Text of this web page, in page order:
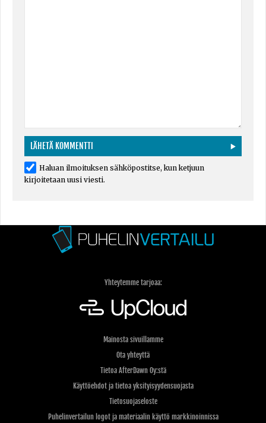
Haluan ilmoituksen sähköpostitse, kun ketjuun
kirjoitetaan uusi viesti.
Yhteytemme tarjoaa:
Mainosta sivuillamme
Ota yhteyttä
Tietoa AfterDawn Oy:stä
Käyttöehdot ja tietoa yksityisyydensuojasta
Tietosuojaseloste
Puhelinvertailun logot ja materiaalin käyttö markkinoinnissa